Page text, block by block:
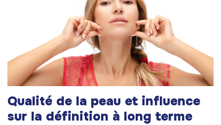
Qualité de la peau et influence
sur la définition à long terme